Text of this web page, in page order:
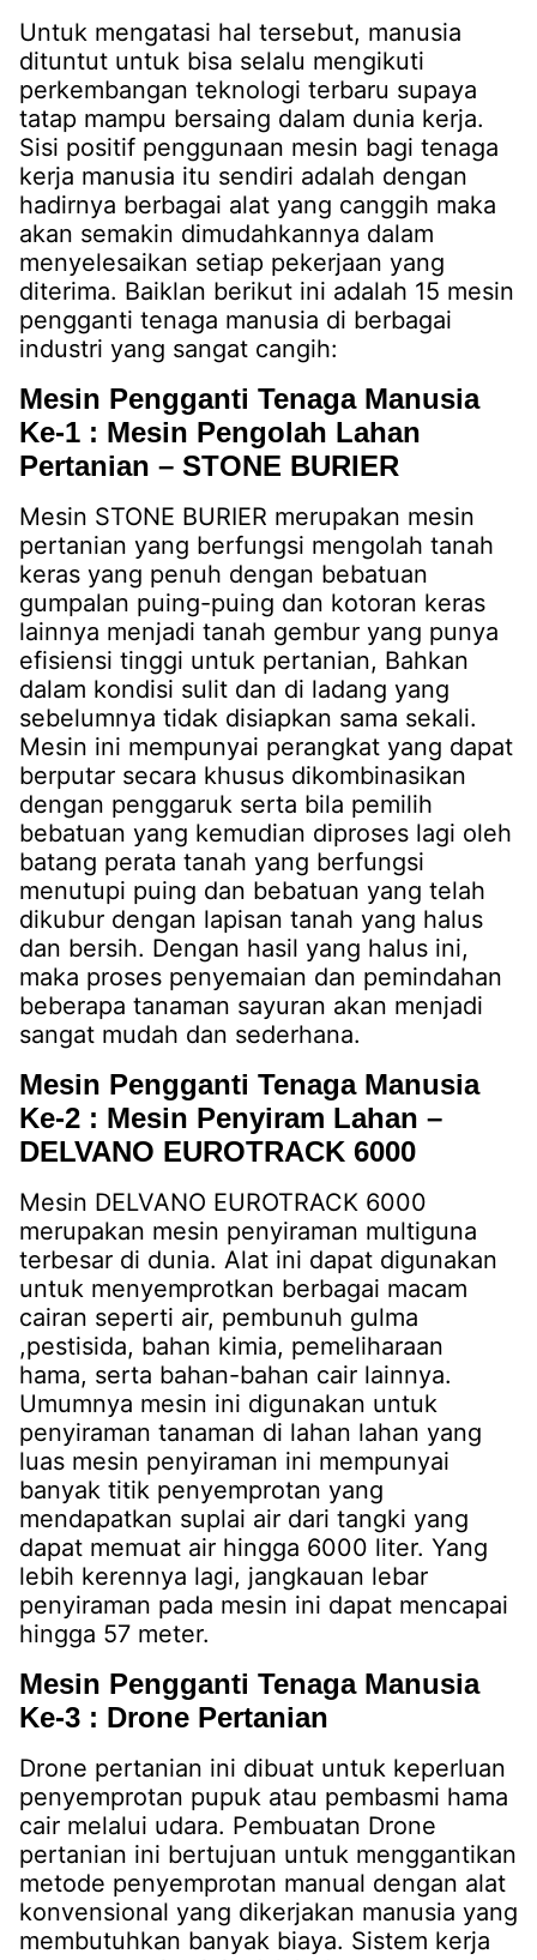
Untuk mengatasi hal tersebut, manusia
dituntut untuk bisa selalu mengikuti
perkembangan teknologi terbaru supaya
tatap mampu bersaing dalam dunia kerja.
Sisi positif penggunaan mesin bagi tenaga
kerja manusia itu sendiri adalah dengan
hadirnya berbagai alat yang canggih maka
akan semakin dimudahkannya dalam
menyelesaikan setiap pekerjaan yang
diterima. Baiklan berikut ini adalah 15 mesin
pengganti tenaga manusia di berbagai
industri yang sangat cangih:
Mesin Pengganti Tenaga Manusia
Ke-1 : Mesin Pengolah Lahan
Pertanian – STONE BURIER
Mesin STONE BURIER merupakan mesin
pertanian yang berfungsi mengolah tanah
keras yang penuh dengan bebatuan
gumpalan puing-puing dan kotoran keras
lainnya menjadi tanah gembur yang punya
efisiensi tinggi untuk pertanian, Bahkan
dalam kondisi sulit dan di ladang yang
sebelumnya tidak disiapkan sama sekali.
Mesin ini mempunyai perangkat yang dapat
berputar secara khusus dikombinasikan
dengan penggaruk serta bila pemilih
bebatuan yang kemudian diproses lagi oleh
batang perata tanah yang berfungsi
menutupi puing dan bebatuan yang telah
dikubur dengan lapisan tanah yang halus
dan bersih. Dengan hasil yang halus ini,
maka proses penyemaian dan pemindahan
beberapa tanaman sayuran akan menjadi
sangat mudah dan sederhana.
Mesin Pengganti Tenaga Manusia
Ke-2 : Mesin Penyiram Lahan –
DELVANO EUROTRACK 6000
Mesin DELVANO EUROTRACK 6000
merupakan mesin penyiraman multiguna
terbesar di dunia. Alat ini dapat digunakan
untuk menyemprotkan berbagai macam
cairan seperti air, pembunuh gulma
,pestisida, bahan kimia, pemeliharaan
hama, serta bahan-bahan cair lainnya.
Umumnya mesin ini digunakan untuk
penyiraman tanaman di lahan lahan yang
luas mesin penyiraman ini mempunyai
banyak titik penyemprotan yang
mendapatkan suplai air dari tangki yang
dapat memuat air hingga 6000 liter. Yang
lebih kerennya lagi, jangkauan lebar
penyiraman pada mesin ini dapat mencapai
hingga 57 meter.
Mesin Pengganti Tenaga Manusia
Ke-3 : Drone Pertanian
Drone pertanian ini dibuat untuk keperluan
penyemprotan pupuk atau pembasmi hama
cair melalui udara. Pembuatan Drone
pertanian ini bertujuan untuk menggantikan
metode penyemprotan manual dengan alat
konvensional yang dikerjakan manusia yang
membutuhkan banyak biaya. Sistem kerja